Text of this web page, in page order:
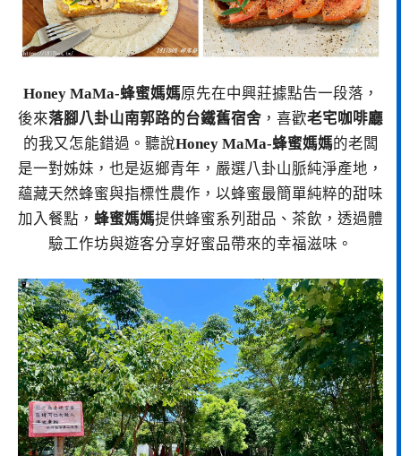
Honey MaMa-蜂蜜媽媽原先在中興莊據點告一段落，
後來落腳八卦山南郭路的台鐵舊宿舍 ，喜歡老宅咖啡廳
的我又怎能錯過。聽說Honey MaMa-蜂蜜媽媽的老闆
是一對姊妹，也是返鄉青年，嚴選八卦山脈純淨產地，
蘊藏天然蜂蜜與指標性農作，以蜂蜜最簡單純粹的甜味
加入餐點， 蜂蜜媽媽提供蜂蜜系列甜品、茶飲，透過體
驗工作坊與遊客分享好蜜品帶來的幸福滋味。